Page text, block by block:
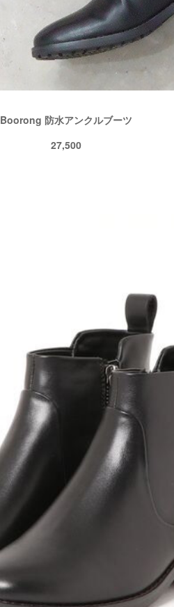
Boorong 防水アンクルブーツ
27,500